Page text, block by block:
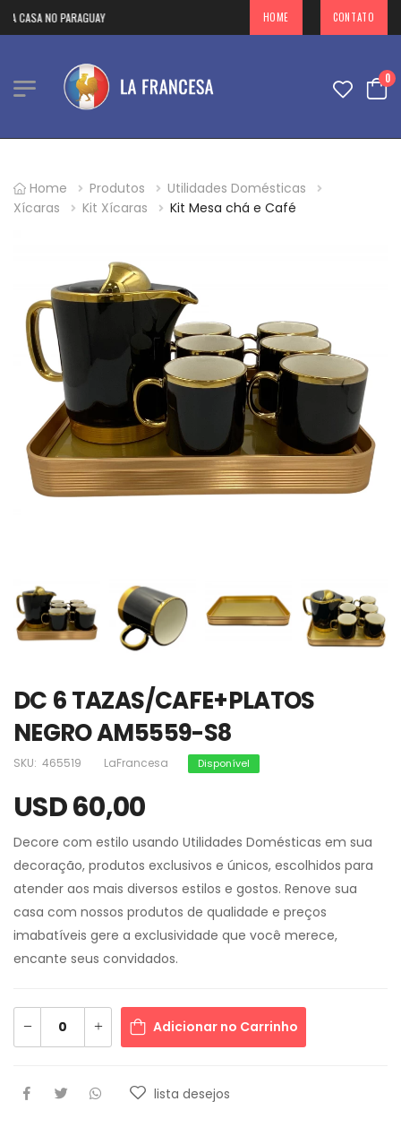
CASA NO PARAGUAY HOME CONTATO
0
Home Produtos
Utilidades Domésticas
Xícaras
Kit Xícaras Kit Mesa chá e Café
DC 6 TAZAS/CAFE+PLATOS
NEGRO AM5559-S8
SKU: 465519 LaFrancesa Disponível
USD 60,00
Decore com estilo usando Utilidades Domésticas em sua
decoração, produtos exclusivos e únicos, escolhidos para
atender aos mais diversos estilos e gostos. Renove sua
casa com nossos produtos de qualidade e preços
imabatíveis gere a exclusividade que você merece,
encante seus convidados.
Adicionar no Carrinho
lista desejos